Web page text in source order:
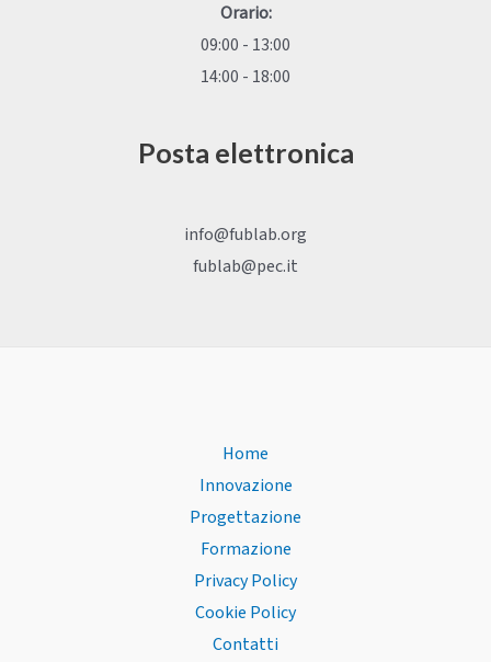
Orario:
09:00 - 13:00
14:00 - 18:00
Posta elettronica
info@fublab.org
fublab@pec.it
Home
Innovazione
Progettazione
Formazione
Privacy Policy
Cookie Policy
Contatti